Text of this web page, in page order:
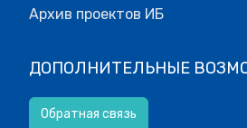
Архив проектов ИБ
ДОПОЛНИТЕЛЬНЫЕ
Обратная связь